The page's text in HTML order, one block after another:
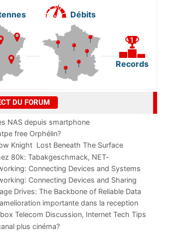
Débits
Records
DU FORUM
NAS depuis smartphone
free Orphélin?
Knight  Lost Beneath The Surface
80k: Tabakgeschmack, NET-
und Leistung im
Connecting Devices and Systems
Connecting Devices and Sharing
Drives: The Backbone of Reliable Data
importante dans la reception
Telecom Discussion, Internet Tech Tips
plus cinéma?